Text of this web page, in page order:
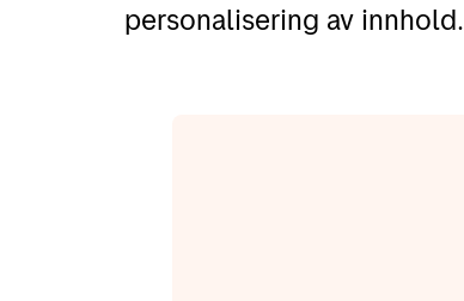
personalisering av innhold.